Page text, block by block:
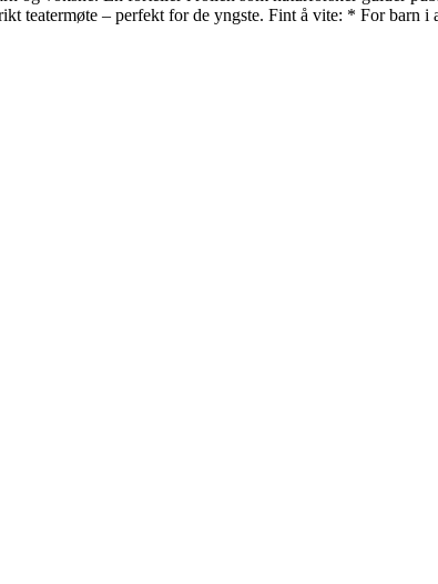
teatermøte – perfekt for de yngste. Fint å vite: * For barn i